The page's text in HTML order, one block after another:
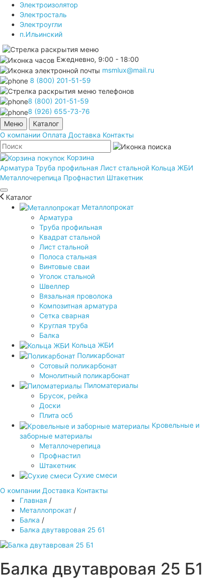
Электроизолятор
Электросталь
Электроугли
п.Ильинский
Ежедневно, 9:00 - 18:00
msmlux@mail.ru
8 (800) 201-51-59
8 (800) 201-51-59
8 (926) 655-73-76
Меню
Каталог
О компании Оплата Доставка Контакты
Корзина
Арматура Труба профильная Лист стальной Кольца ЖБИ
Металлочерепица Профнастил Штакетник
Каталог
Металлопрокат
Арматура
Труба профильная
Квадрат стальной
Лист стальной
Полоса стальная
Винтовые сваи
Уголок стальной
Швеллер
Вязальная проволока
Композитная арматура
Сетка сварная
Круглая труба
Балка
Кольца ЖБИ
Поликарбонат
Сотовый поликарбонат
Монолитный поликарбонат
Пиломатериалы
Брусок, рейка
Доски
Плита осб
Кровельные и
заборные материалы
Металлочерепица
Профнастил
Штакетник
Сухие смеси
О компании Доставка Контакты
Главная /
Металлопрокат /
Балка /
Балка двутавровая 25 б1
Балка двутавровая 25 Б1